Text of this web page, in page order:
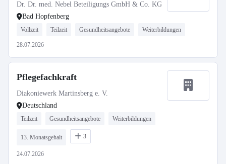
Dr. Dr. med. Nebel Beteiligungs GmbH & Co. KG
Bad Hopfenberg
Vollzeit Teilzeit Gesundheitsangebote Weiterbildungen
28.07.2026
Pflegefachkraft
Diakoniewerk Martinsberg e. V.
Deutschland
Teilzeit Gesundheitsangebote Weiterbildungen
13. Monatsgehalt 3
24.07.2026